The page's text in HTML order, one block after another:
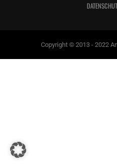
Copyright © 2013 - 2022